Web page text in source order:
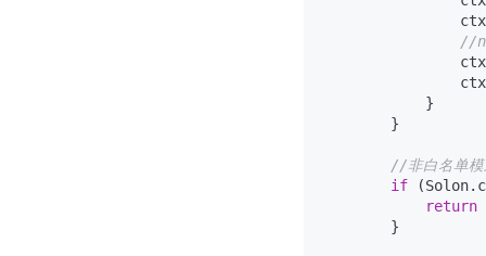
//
            }
        }
//非白名单模
if
return
        }